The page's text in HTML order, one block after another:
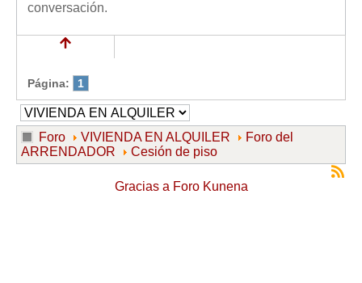
conversación.
Página: 1
Foro VIVIENDA EN ALQUILER
Foro del
ARRENDADOR
Cesión de piso
Gracias a Foro Kunena